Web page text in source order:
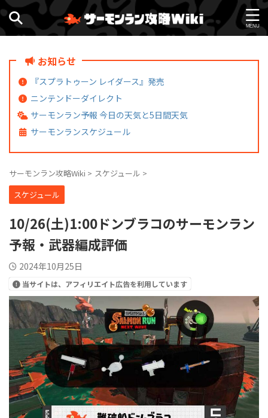
お知らせ
『スプラトゥーン レイダース』発売
ニンテンドーダイレクト
サーモンラン予報 今日の天気と5日間天気
サーモンランスケジュール
サーモンラン攻略Wiki > スケジュール >
スケジュール
10/26(土)1:00ドンブラコのサーモンラン
予報・武器編成評価
2024年10月25日
当サイトは、アフィリエイト広告を利用しています